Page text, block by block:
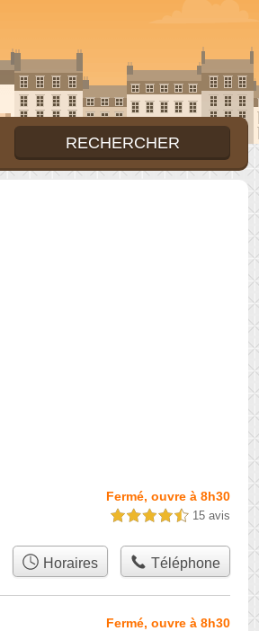
Fermé, ouvre à 8h30
4,5 étoiles sur 5 15 avis
Horaires Téléphone
Fermé, ouvre à 8h30